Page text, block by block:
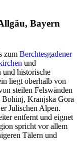
Bayern
zum Berchtesgadener
und
und historische
liegt oberhalb von
steilen Felswänden
Kranjska Gora
Julischen Alpen.
entfernt und eignet
spricht vor allem
Tälern und